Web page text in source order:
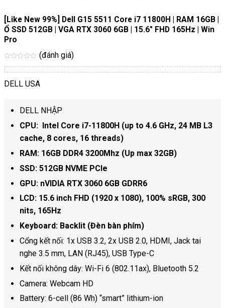
[Like New 99%] Dell G15 5511 Core i7 11800H | RAM 16GB |
Ổ SSD 512GB | VGA RTX 3060 6GB | 15.6″ FHD 165Hz | Win
Pro
Được
xếp
5
(đánh giá)
DELL USA
DELL NHẬP
CPU: Intel Core i7-11800H (up to 4.6 GHz, 24 MB L3
cache, 8 cores, 16 threads)
RAM: 16GB DDR4 3200Mhz (Up max 32GB)
SSD: 512GB NVME PCIe
GPU: nVIDIA RTX 3060 6GB GDRR6
LCD: 15.6 inch FHD (1920 x 1080), 100% sRGB, 300
nits, 165Hz
Keyboard: Backlit (Đèn bàn phím)
Cổng kết nối: 1x USB 3.2, 2x USB 2.0, HDMI, Jack tai
nghe 3.5 mm, LAN (RJ45), USB Type-C
Kết nối không dây: Wi-Fi 6 (802.11ax), Bluetooth 5.2
Camera: Webcam HD
Battery: 6-cell (86 Wh) “smart” lithium-ion